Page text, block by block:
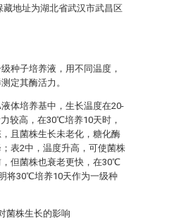
藏地址为湖北省武汉市武昌区
种子培养液，用不同温度，
定其酶活力。
体培养基中，生长温度在20-
较高，在30℃培养10天时，
且菌株生长未老化，糖化酶
表2中，温度升高，可使菌株
但菌株也衰老更快，在30℃
将30℃培养10天作为一级种
菌株生长的影响